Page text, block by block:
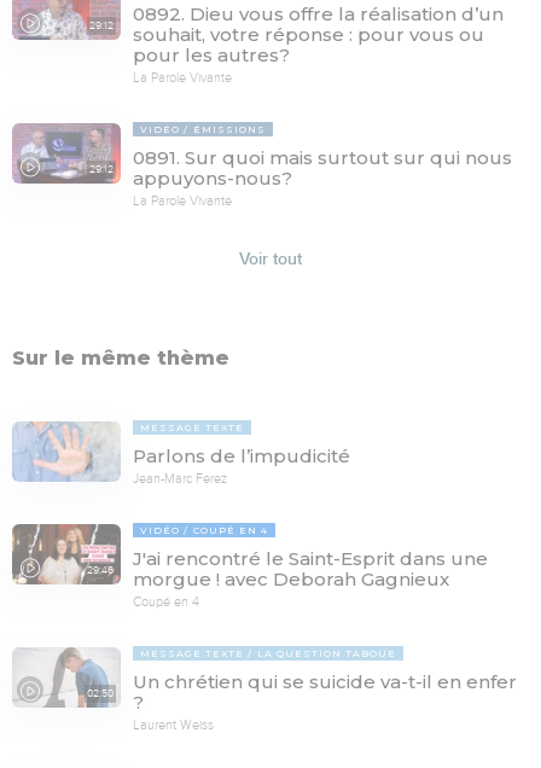
29:12
0892. Dieu vous offre la réalisation d’un
souhait, votre réponse : pour vous ou
pour les autres?
La Parole Vivante
29:12
VIDÉO ÉMISSIONS
0891. Sur quoi mais surtout sur qui nous
appuyons-nous?
La Parole Vivante
Voir tout
Sur le même thème
MESSAGE TEXTE
Parlons de l’impudicité
Jean-Marc Ferez
29:46
VIDÉO COUPÉ EN 4
J'ai rencontré le Saint-Esprit dans une
morgue ! avec Deborah Gagnieux
Coupé en 4
02:50
MESSAGE TEXTE LA QUESTION TABOUE
Un chrétien qui se suicide va-t-il en enfer
?
Laurent Weiss